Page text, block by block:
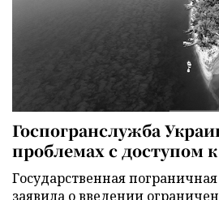
Госпогранслужба
проблемах с доступом
Государственная
заявила о введении